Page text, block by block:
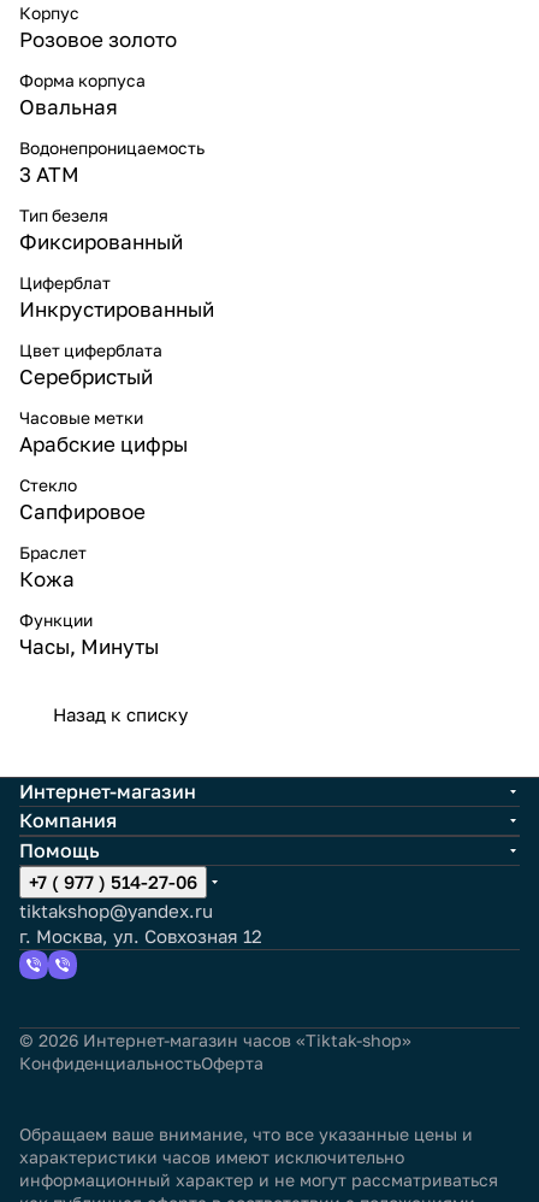
Корпус
Розовое золото
Форма корпуса
Овальная
Водонепроницаемость
3 ATM
Тип безеля
Фиксированный
Циферблат
Инкрустированный
Цвет циферблата
Серебристый
Часовые метки
Арабские цифры
Стекло
Сапфировое
Браслет
Кожа
Функции
Часы, Минуты
Назад к списку
Интернет-магазин
Компания
Помощь
+7 ( 977 ) 514-27-06
tiktakshop@yandex.ru
г. Москва, ул. Совхозная 12
© 2026 Интернет-магазин часов «Tiktak-shop»
КонфиденциальностьОферта
Обращаем ваше внимание, что все указанные цены и
характеристики часов имеют исключительно
информационный характер и не могут рассматриваться